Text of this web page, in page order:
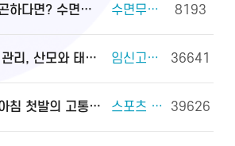
자도 자도 피곤하다면? 수면무호흡증 진단·관리법 수면무호흡증 외 2건 8193
임신 중 혈압 관리, 산모와 태아를 지키는 첫걸음 임신고혈압과 전자간증(임신중독증) 외 4건 36641
족저근막염: 아침 첫발의 고통, 원인과 대처법 스포츠 손상과 안전(족관절(발목 관절) 손상) 외 2건 39626